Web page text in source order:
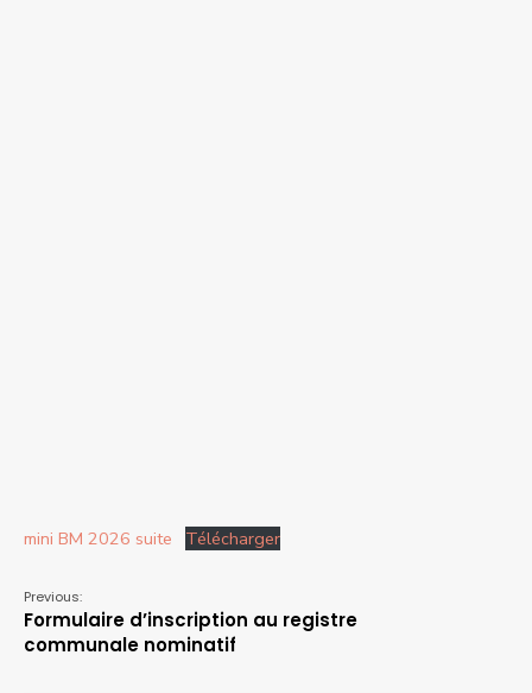
mini BM 2026 suite Télécharger
Previous:
Formulaire d’inscription au registre
communale nominatif